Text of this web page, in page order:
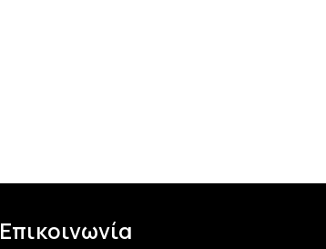
Επικοινωνία